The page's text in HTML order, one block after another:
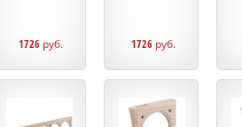
1726 руб. 1726 руб.